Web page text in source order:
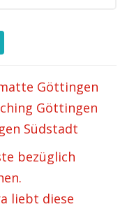
Göttingen
Göttingen
Südstadt
bezüglich
liebt diese